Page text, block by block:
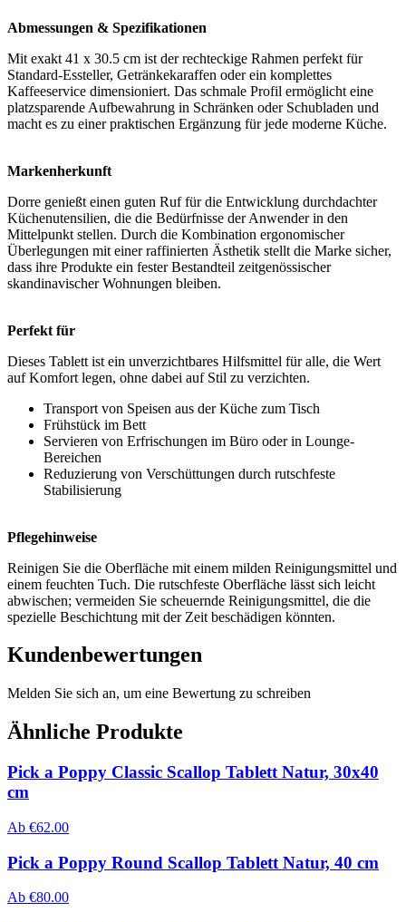
Abmessungen & Spezifikationen
Mit exakt 41 x 30.5 cm ist der rechteckige Rahmen perfekt für
Standard-Essteller, Getränkekaraffen oder ein komplettes
Kaffeeservice dimensioniert. Das schmale Profil ermöglicht eine
platzsparende Aufbewahrung in Schränken oder Schubladen und
macht es zu einer praktischen Ergänzung für jede moderne Küche.
Markenherkunft
Dorre genießt einen guten Ruf für die Entwicklung durchdachter
Küchenutensilien, die die Bedürfnisse der Anwender in den
Mittelpunkt stellen. Durch die Kombination ergonomischer
Überlegungen mit einer raffinierten Ästhetik stellt die Marke sicher,
dass ihre Produkte ein fester Bestandteil zeitgenössischer
skandinavischer Wohnungen bleiben.
Perfekt für
Dieses Tablett ist ein unverzichtbares Hilfsmittel für alle, die Wert
auf Komfort legen, ohne dabei auf Stil zu verzichten.
Transport von Speisen aus der Küche zum Tisch
Frühstück im Bett
Servieren von Erfrischungen im Büro oder in Lounge-
Bereichen
Reduzierung von Verschüttungen durch rutschfeste
Stabilisierung
Pflegehinweise
Reinigen Sie die Oberfläche mit einem milden Reinigungsmittel und
einem feuchten Tuch. Die rutschfeste Oberfläche lässt sich leicht
abwischen; vermeiden Sie scheuernde Reinigungsmittel, die die
spezielle Beschichtung mit der Zeit beschädigen könnten.
Kundenbewertungen
Melden Sie sich an, um eine Bewertung zu schreiben
Ähnliche Produkte
Pick a Poppy Classic Scallop Tablett Natur, 30x40
cm
Ab €62.00
Pick a Poppy Round Scallop Tablett Natur, 40 cm
Ab €80.00